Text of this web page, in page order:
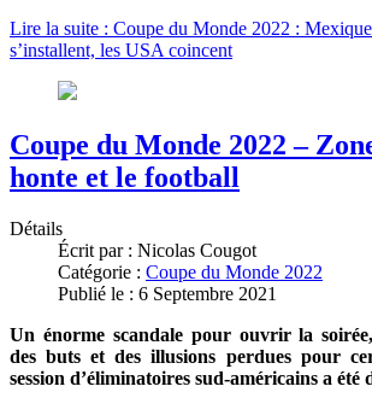
Lire la suite : Coupe du Monde 2022 :
s’installent, les USA coincent
Coupe du Monde 2022 –
honte et le football
Détails
Écrit par : Nicolas Cougot
Catégorie : Coupe du Monde 2022
Publié le : 6 Septembre 2021
Un énorme scandale pour ouvrir la
des buts et des illusions perdues pour
session d’éliminatoires sud-américains a été